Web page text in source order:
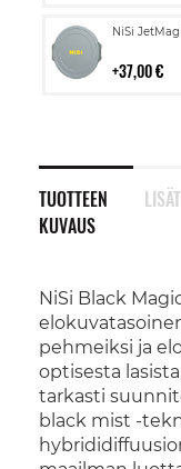
NiSi
37,00 €
Lisää
TUOTTEEN
KUVAUS
NiSi Black
pehmeiksi ja
optisesta
tarkasti
black mist -